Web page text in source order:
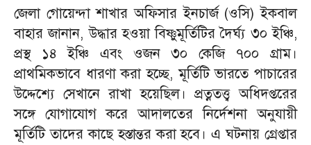
জেলা গোয়েন্দা শাখার অফিসার ইনচার্জ (ওসি) ইকবাল
বাহার জানান, উদ্ধার হওয়া বিষ্ণুমূর্তিটির দৈর্ঘ্য ৩০ ইঞ্চি,
প্রস্থ ১৪ ইঞ্চি এবং ওজন ৩০ কেজি ৭০০ গ্রাম।
প্রাথমিকভাবে ধারণা করা হচ্ছে, মূর্তিটি ভারতে পাচারের
উদ্দেশ্যে সেখানে রাখা হয়েছিল। প্রত্নতত্ত্ব অধিদপ্তরের
সঙ্গে যোগাযোগ করে আদালতের নির্দেশনা অনুযায়ী
মূর্তিটি তাদের কাছে হস্তান্তর করা হবে। এ ঘটনায় গ্রেপ্তার